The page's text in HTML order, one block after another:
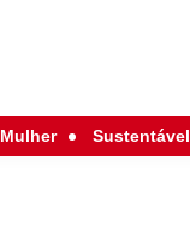
Mulher Sustentável